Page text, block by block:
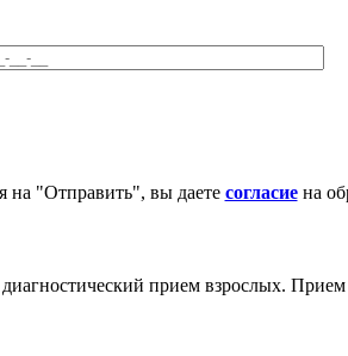
на "Отправить", вы даете согласиена
прием взрослых. Прием